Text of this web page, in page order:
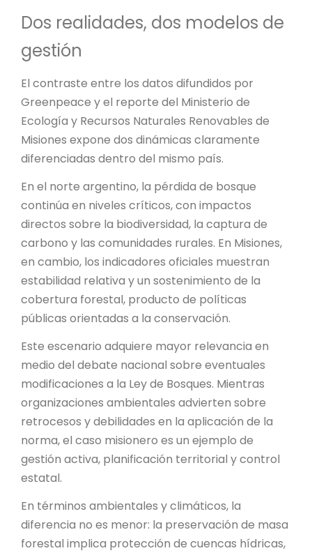
Dos realidades, dos modelos de
gestión
El contraste entre los datos difundidos por
Greenpeace y el reporte del Ministerio de
Ecología y Recursos Naturales Renovables de
Misiones expone dos dinámicas claramente
diferenciadas dentro del mismo país.
En el norte argentino, la pérdida de bosque
continúa en niveles críticos, con impactos
directos sobre la biodiversidad, la captura de
carbono y las comunidades rurales. En Misiones,
en cambio, los indicadores oficiales muestran
estabilidad relativa y un sostenimiento de la
cobertura forestal, producto de políticas
públicas orientadas a la conservación.
Este escenario adquiere mayor relevancia en
medio del debate nacional sobre eventuales
modificaciones a la Ley de Bosques. Mientras
organizaciones ambientales advierten sobre
retrocesos y debilidades en la aplicación de la
norma, el caso misionero es un ejemplo de
gestión activa, planificación territorial y control
estatal.
En términos ambientales y climáticos, la
diferencia no es menor: la preservación de masa
forestal implica protección de cuencas hídricas,